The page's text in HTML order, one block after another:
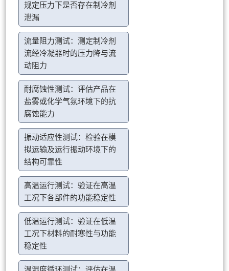
规定压力下是否存在制冷剂
泄漏
流量阻力测试：测定制冷剂
流经冷凝器时的压力降与流
动阻力
耐腐蚀性测试：评估产品在
盐雾或化学气氛环境下的抗
腐蚀能力
振动适应性测试：检验在模
拟运输及运行振动环境下的
结构可靠性
高温运行测试：验证在高温
工况下各部件的功能稳定性
低温运行测试：验证在低温
工况下材料的耐寒性与功能
稳定性
温湿度循环测试：评估在温